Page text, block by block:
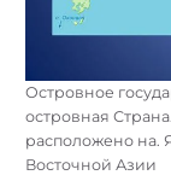
Островное
островная
расположено на.
Восточной Азии